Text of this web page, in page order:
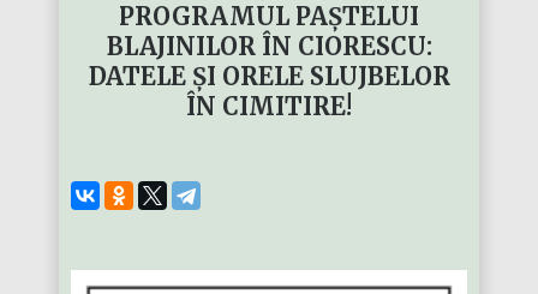
PROGRAMUL PAȘTELUI
BLAJINILOR ÎN CIORESCU:
DATELE ȘI ORELE SLUJBELOR
ÎN CIMITIRE!